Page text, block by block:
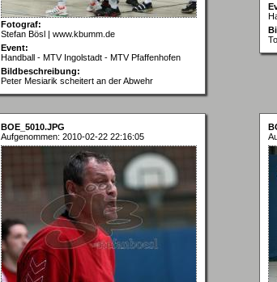
Fotograf:
Stefan Bösl | www.kbumm.de
Event:
Handball - MTV Ingolstadt - MTV Pfaffenhofen
Bildbeschreibung:
Peter Mesiarik scheitert an der Abwehr
BOE_5010.JPG
Aufgenommen: 2010-02-22 22:16:05